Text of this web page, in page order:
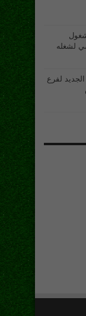
لشغله
لفرع